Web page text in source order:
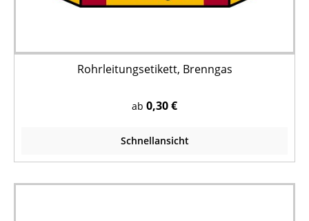
Rohrleitungsetikett, Brenngas
ab 0,30 €
Schnellansicht